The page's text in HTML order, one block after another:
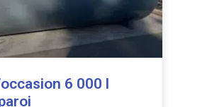
6 000 l